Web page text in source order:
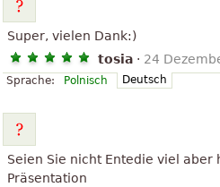
Super, vielen Dank:)
tosia · 24
Sprache: Polnisch Deutsch
Seien Sie nicht Entedie viel
Präsentation